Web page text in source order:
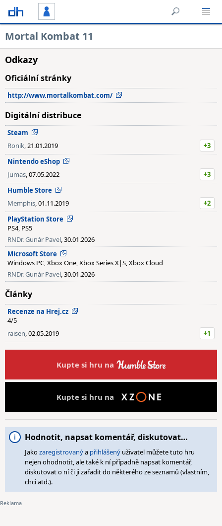
Mortal Kombat 11
Odkazy
Oficiální stránky
http://www.mortalkombat.com/
Digitální distribuce
Steam
Ronik, 21.01.2019
+3
Nintendo eShop
Jumas, 07.05.2022
+3
Humble Store
Memphis, 01.11.2019
+2
PlayStation Store
PS4, PS5
RNDr. Gunár Pavel, 30.01.2026
Microsoft Store
Windows PC, Xbox One, Xbox Series X|S, Xbox Cloud
RNDr. Gunár Pavel, 30.01.2026
Články
Recenze na Hrej.cz
4/5
raisen, 02.05.2019 +1
Kupte si hru na
Kupte si hru na
Hodnotit, napsat komentář, diskutovat…
Jakozaregistrovanýa přihlášený uživatel můžete tuto hru
nejen ohodnotit, ale také k ní případně napsat komentář,
diskutovat o ní či ji zařadit do některého ze seznamů (vlastním,
chci atd.).